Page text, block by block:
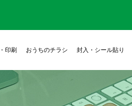
印刷 おうちのチラシ 封入・シール貼り